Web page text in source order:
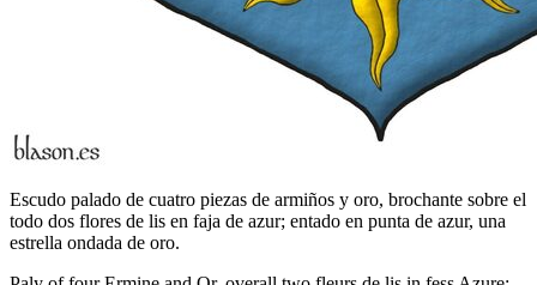
Escudo palado de cuatro piezas de armiños y oro, brochante sobre el
todo dos flores de lis en faja de azur; entado en punta de azur, una
estrella ondada de oro.